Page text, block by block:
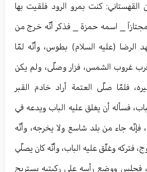
كنت بمرو الرود فلقيت بها
_ اسمه حمزة _ فذكر أنّه خرج من
الرضا (عليه السلام) بطوس، وأنّه لمّا
غروب الشمس، فزار وصلّى، ولم يكن
فلمّا صلّى العتمة أراد خادم القبر
فسأله أن يغلق عليه الباب ويدعه في
فإنّه جاء من بلد شاسع ولا يخرجه، وأنّه
فتركه وغلّق عليه الباب، وأنّه كان يصلّي
فجلس ووضع رأسه على ركبتيه يستريح